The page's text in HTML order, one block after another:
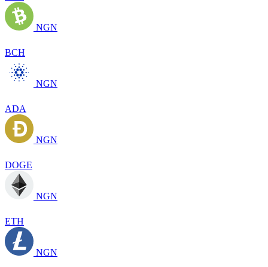
NGN
BCH
NGN
ADA
NGN
DOGE
NGN
ETH
NGN